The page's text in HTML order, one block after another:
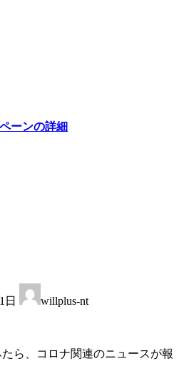
ーンの詳細
日 willplus-nt
ら、コロナ関連のニュースが報